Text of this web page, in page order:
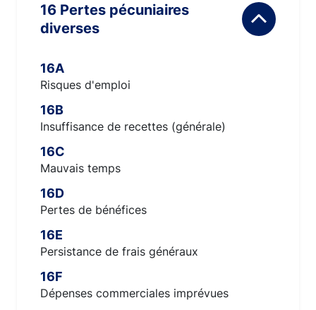
16 Pertes pécuniaires
diverses
16A
Risques d'emploi
16B
Insuffisance de recettes (générale)
16C
Mauvais temps
16D
Pertes de bénéfices
16E
Persistance de frais généraux
16F
Dépenses commerciales imprévues